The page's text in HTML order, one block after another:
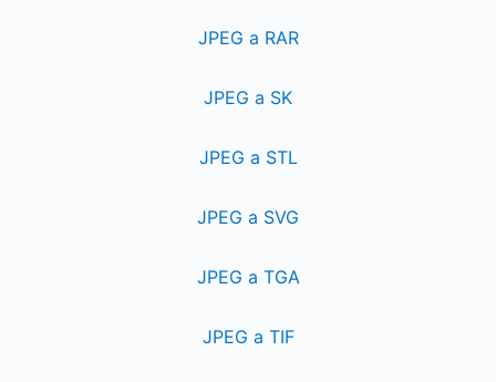
JPEG a RAR
JPEG a SK
JPEG a STL
JPEG a SVG
JPEG a TGA
JPEG a TIF